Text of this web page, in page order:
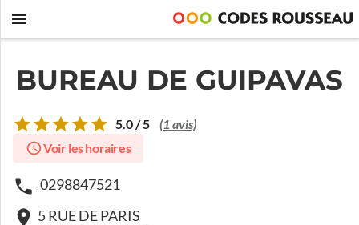
BUREAU DE GUIPAVAS
5.0 / 5 (1 avis)
Voir les horaires
0298847521
5 RUE DE PARIS